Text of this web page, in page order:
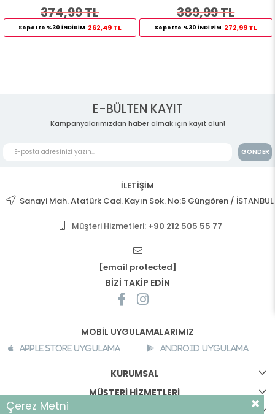
374,99 TL
Sepette %30 İNDİRİM 262,49 TL
389,99 TL
Sepette %30 İNDİRİM 272,99 TL
E-BÜLTEN KAYIT
Kampanyalarımızdan haber almak için kayıt olun!
GÖNDER
İLETİŞİM
Sanayi Mah. Atatürk Cad. Kayın Sok. No:5 Güngören / İSTANBUL
Müşteri Hizmetleri: +90 212 505 55 77
[email protected]
BİZİ TAKİP EDİN
MOBİL UYGULAMALARIMIZ
Apple Store Uygulama Android Uygulama
KURUMSAL
MÜŞTERİ HİZMETLERİ
Çerez Metni